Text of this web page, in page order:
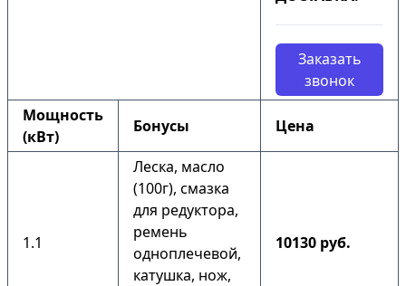
Заказать
звонок
Мощность
(кВт)
Бонусы Цена
1.1
Леска, масло
(100г), смазка
для редуктора,
ремень
одноплечевой,
катушка, нож,
10130 руб.